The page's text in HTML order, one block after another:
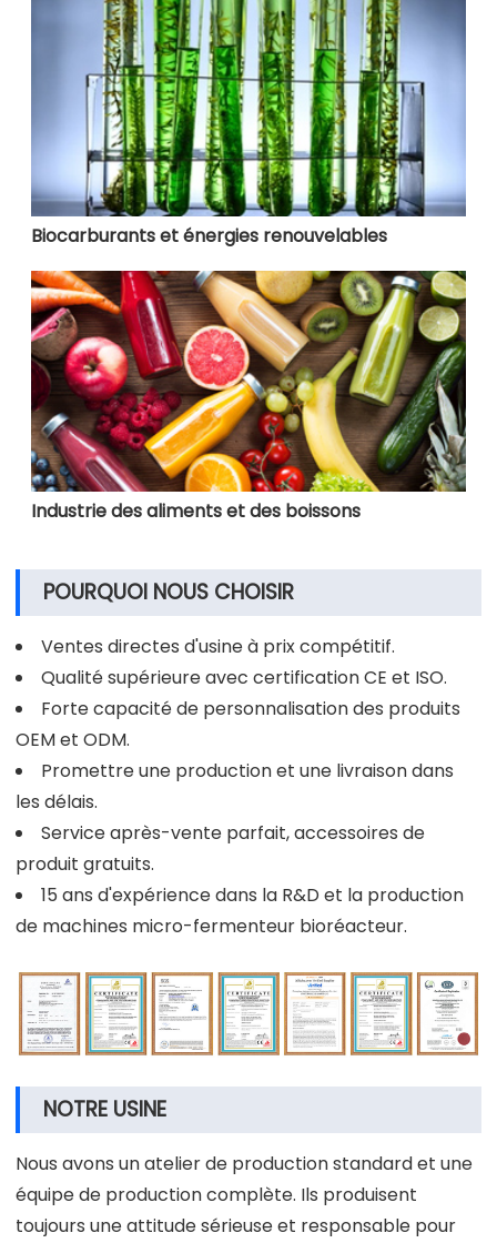
Biocarburants et énergies renouvelables
Industrie des aliments et des boissons
POURQUOI NOUS CHOISIR
Ventes directes d'usine à prix compétitif.
Qualité supérieure avec certification CE et ISO.
Forte capacité de personnalisation des produits
OEM et ODM.
Promettre une production et une livraison dans
les délais.
Service après-vente parfait, accessoires de
produit gratuits.
15 ans d'expérience dans la R&D et la production
de machines micro-fermenteur bioréacteur.
NOTRE USINE
Nous avons un atelier de production standard et une
équipe de production complète. Ils produisent
toujours une attitude sérieuse et responsable pour